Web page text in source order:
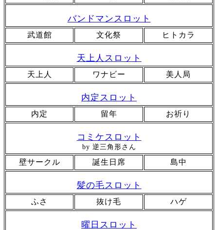
バンドマンスロット
武道館 文化祭 ヒトカラ
天上人スロット
天上人 ワナビー 美人局
内定スロット
内定 留年 お祈り
コミケスロット
by 逆三角形さん
壁サークル 誕生日席 島中
髪の毛スロット
ふさ 抜け毛 ハゲ
曜日スロット